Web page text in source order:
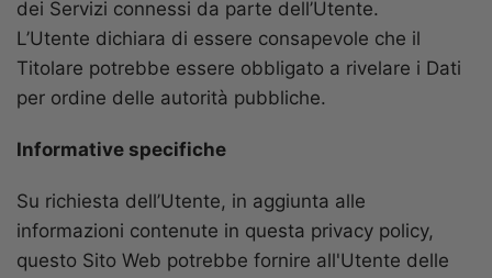
dei Servizi connessi da parte dell’Utente.
L’Utente dichiara di essere consapevole che il
Titolare potrebbe essere obbligato a rivelare i Dati
per ordine delle autorità pubbliche.
Informative specifiche
Su richiesta dell’Utente, in aggiunta alle
informazioni contenute in questa privacy policy,
questo Sito Web potrebbe fornire all'Utente delle